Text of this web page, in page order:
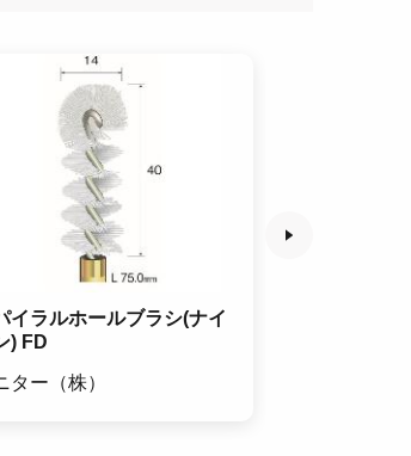
イラルホールブラシ(ナイ
) FD
ター（株）